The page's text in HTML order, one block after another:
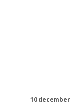
10 december